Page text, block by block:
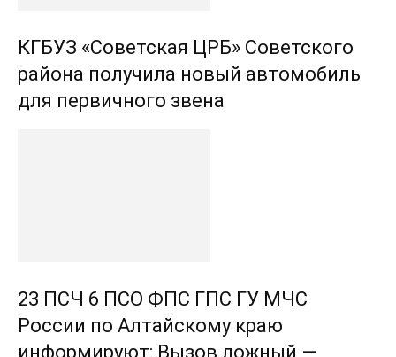
КГБУЗ «Советская ЦРБ» Советского
района получила новый автомобиль
для первичного звена
23 ПСЧ 6 ПСО ФПС ГПС ГУ МЧС
России по Алтайскому краю
информируют: Вызов ложный —